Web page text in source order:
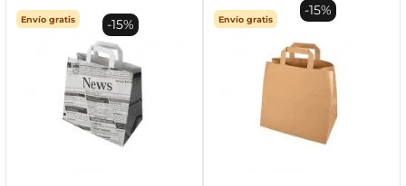
Envío gratis -15% Envío gratis
-15%